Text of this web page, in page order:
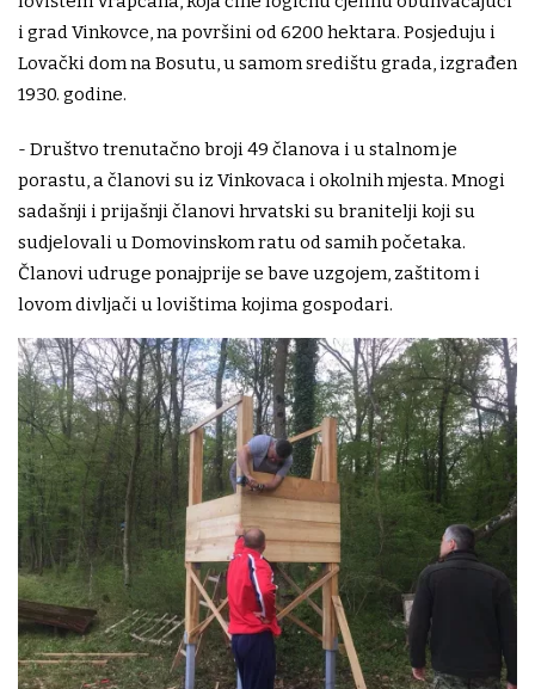
i grad Vinkovce, na površini od 6200 hektara. Posjeduju i
Lovački dom na Bosutu, u samom središtu grada, izgrađen
1930. godine.
- Društvo trenutačno broji 49 članova i u stalnom je
porastu, a članovi su iz Vinkovaca i okolnih mjesta. Mnogi
sadašnji i prijašnji članovi hrvatski su branitelji koji su
sudjelovali u Domovinskom ratu od samih početaka.
Članovi udruge ponajprije se bave uzgojem, zaštitom i
lovom divljači u lovištima kojima gospodari.